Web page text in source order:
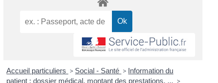
Accueil particuliers > Social - Santé > Information du
patient : dossier médical, montant des prestations, ... >